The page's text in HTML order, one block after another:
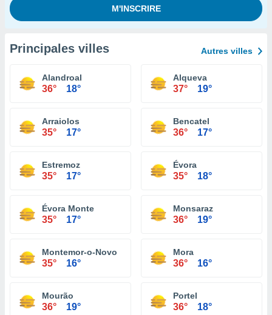
Principales villes Autres villes
Alandroal
36° 18°
Alqueva
37° 19°
Arraiolos
35° 17°
Bencatel
36° 17°
Estremoz
35° 17°
Évora
35° 18°
Évora Monte
35° 17°
Monsaraz
36° 19°
Montemor-o-Novo
35° 16°
Mora
36° 16°
Mourão
36° 19°
Portel
36° 18°